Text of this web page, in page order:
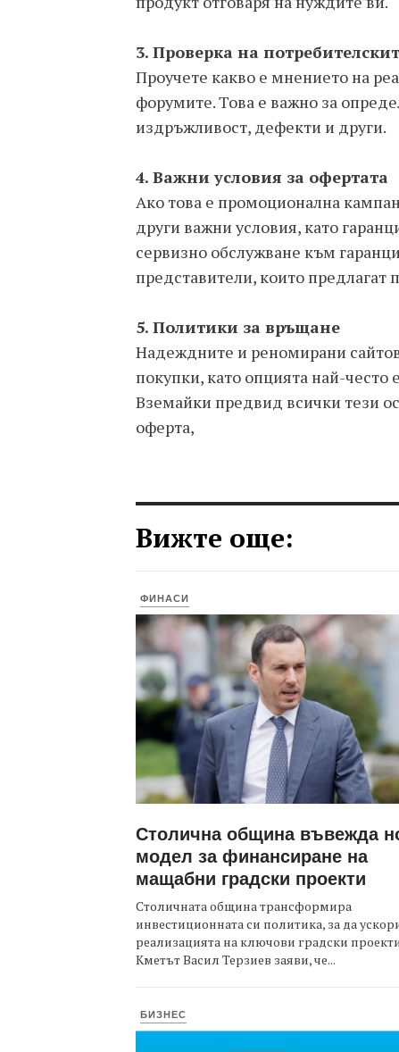
3. Проверка на
Проучете какво е мнението на
форумите. Това е важно за
издръжливост, дефекти и други.
4. Важни условия за офертата
Ако това е промоционална
други важни условия, като
сервизно обслужване към
представители, които предлагат
5. Политики за връщане
Надеждните и реномирани
покупки, като опцията най-често
Вземайки предвид всички тези
оферта,
Вижте още:
ФИНАСИ
Столична община въвежда
модел за финансиране на
мащабни градски проекти
Столичната община трансформира
инвестиционната си политика, за да
реализацията на ключови градски
Кметът Васил Терзиев заяви, че...
БИЗНЕС